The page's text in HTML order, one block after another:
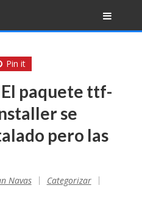
Pin it
paquete ttf-
se
pero las
Navas
Categorizar